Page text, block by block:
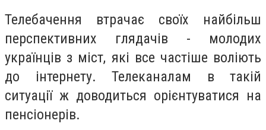
Телебачення втрачає своїх найбільш
перспективних глядачів - молодих
українців з міст, які все частіше воліють
до інтернету. Телеканалам в такій
ситуації ж доводиться орієнтуватися на
пенсіонерів.